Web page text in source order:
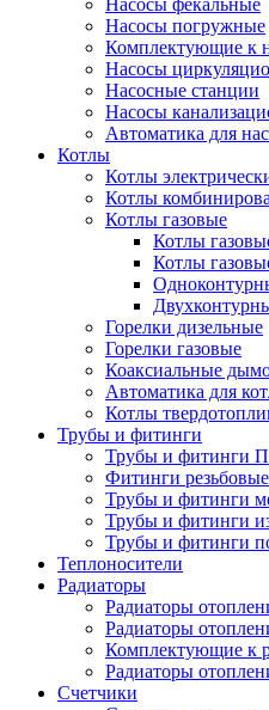
Насосы фекальные
Насосы погружные
Комплектующие к
Насосы
Насосные станции
Насосы
Автоматика для
Котлы
Котлы
Котлы
Котлы газовые
Котлы
Котлы
Горелки дизельные
Горелки газовые
Коаксиальные
Автоматика для
Котлы
Трубы и фитинги
Трубы и фитинги
Фитинги резьбовые
Трубы и фитинги
Трубы и фитинги
Трубы и фитинги
Теплоносители
Радиаторы
Радиаторы
Радиаторы
Комплектующие к
Радиаторы
Cчетчики